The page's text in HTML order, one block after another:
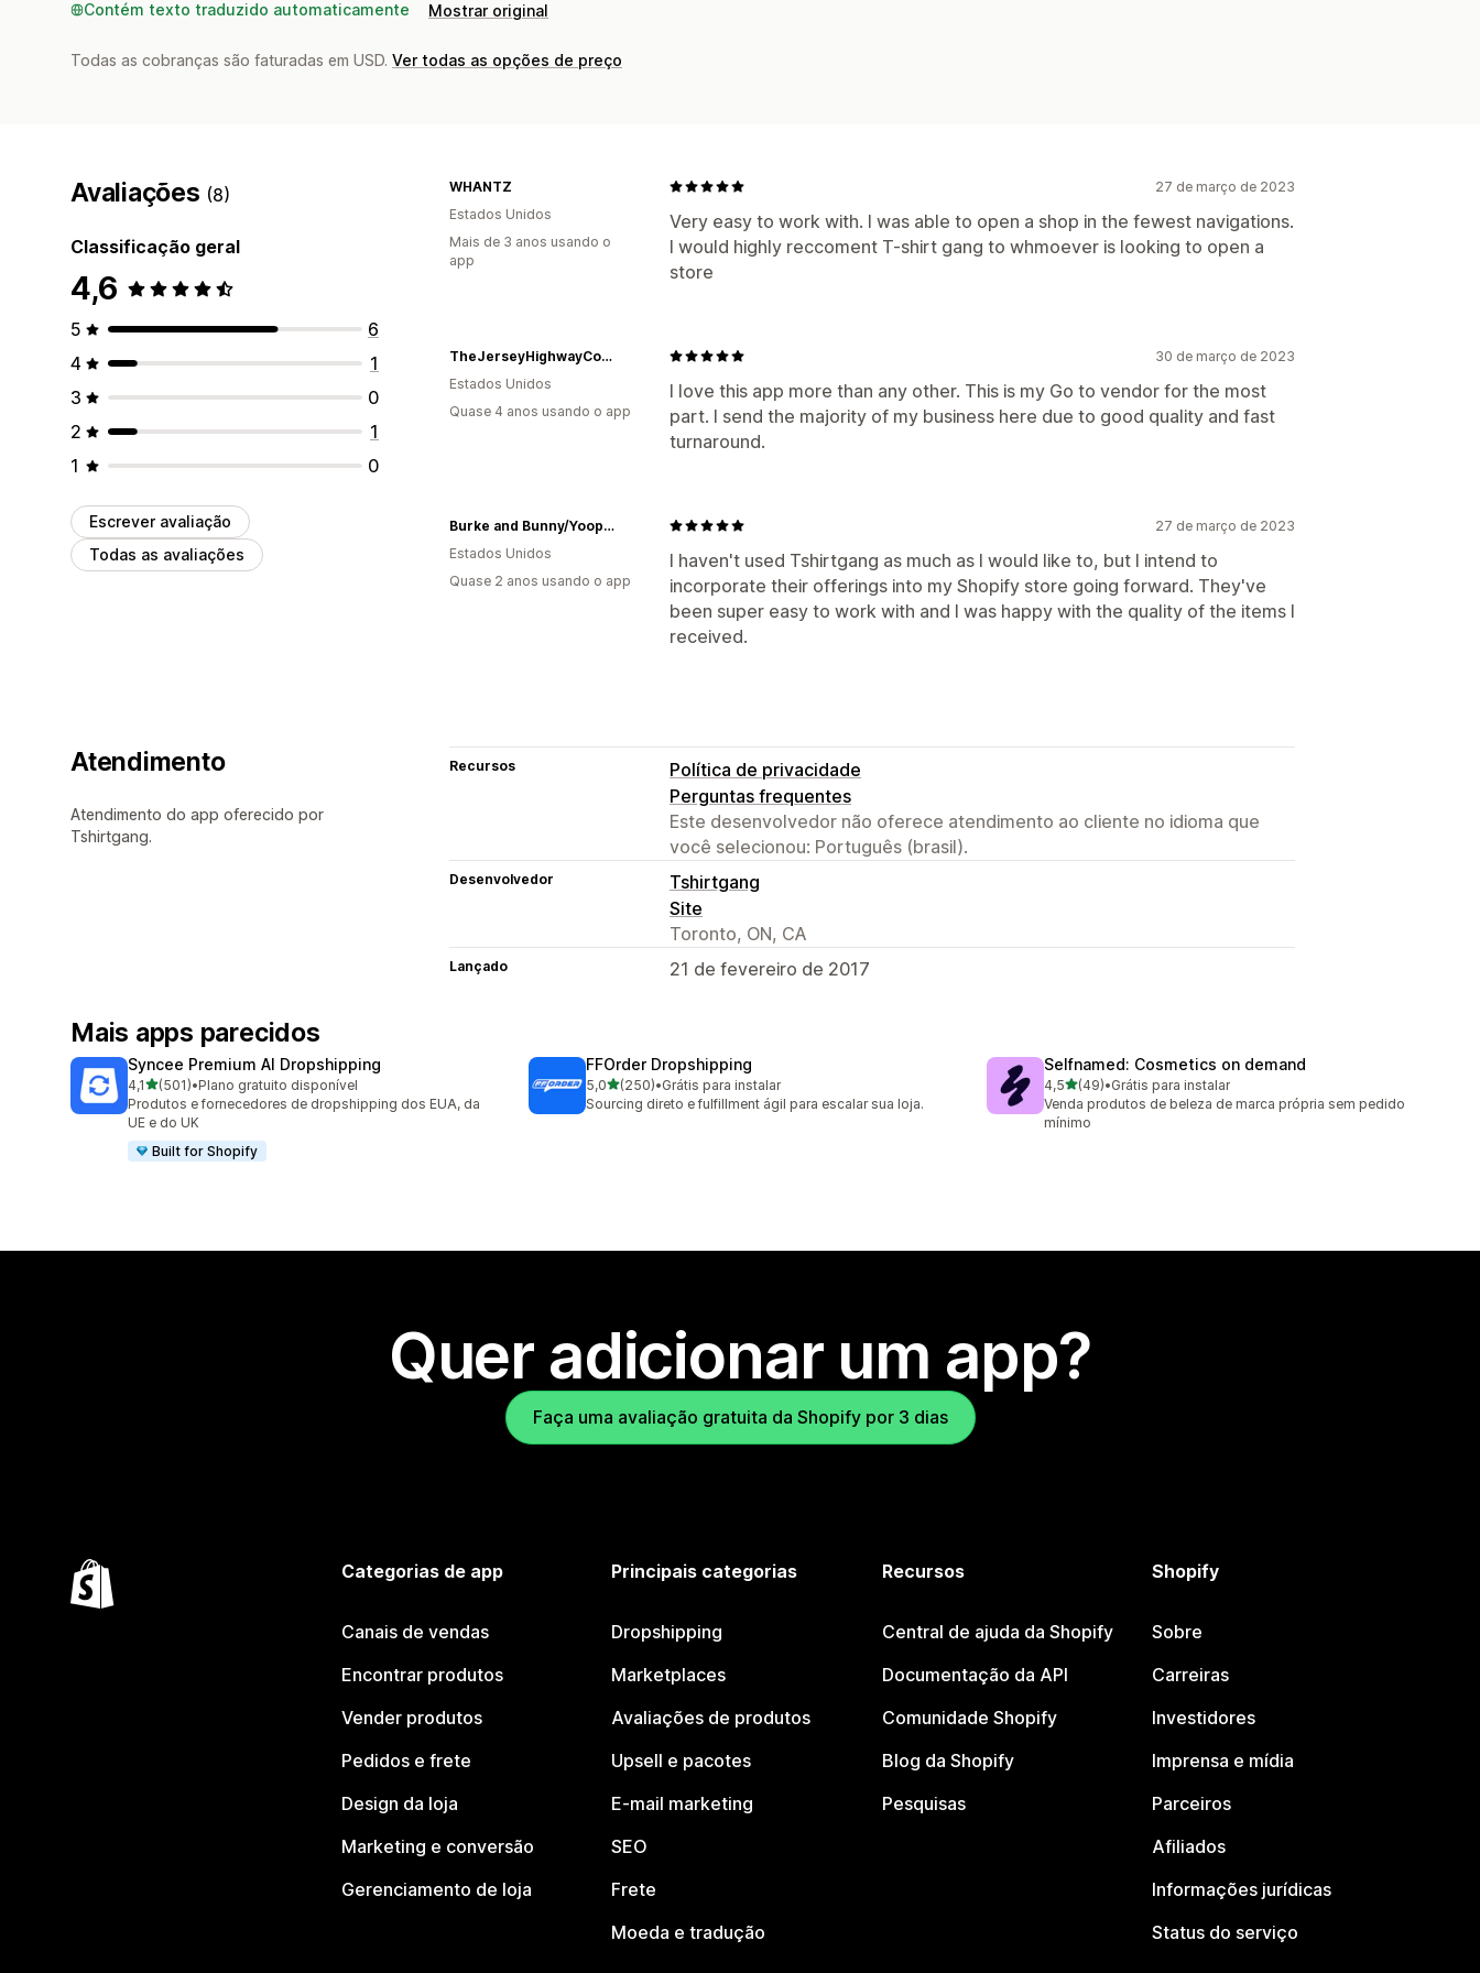
Contém texto traduzido automaticamente Mostrar original
Todas as cobranças são faturadas em USD. Ver todas as opções de preço
Avaliações (8)
Classificação geral
4,6
5
6
4
1
3
0
2
1
1
0
Escrever avaliação
Todas as avaliações
27 de março de 2023
Very easy to work with. I was able to open a shop in the fewest navigations.
I would highly reccoment T-shirt gang to whmoever is looking to open a
store
WHANTZ
Estados Unidos
Mais de 3 anos usando o
app
30 de março de 2023
I love this app more than any other. This is my Go to vendor for the most
part. I send the majority of my business here due to good quality and fast
turnaround.
TheJerseyHighwayConnection
Estados Unidos
Quase 4 anos usando o app
27 de março de 2023
I haven't used Tshirtgang as much as I would like to, but I intend to
incorporate their offerings into my Shopify store going forward. They've
been super easy to work with and I was happy with the quality of the items I
received.
Burke and Bunny/Yooper Gear & Goods
Estados Unidos
Quase 2 anos usando o app
Atendimento
Atendimento do app oferecido por
Tshirtgang.
Recursos
Política de privacidade
Perguntas frequentes
Este desenvolvedor não oferece atendimento ao cliente no idioma que
você selecionou: Português (brasil).
Desenvolvedor
Tshirtgang
Site
Toronto, ON, CA
Lançado 21 de fevereiro de 2017
Mais apps parecidos
Syncee Premium AI Dropshipping
4,1de 5 estrelas
(501)
501 avaliações ao todo
•Plano gratuito disponível
Produtos e fornecedores de dropshipping dos EUA, da
UE e do UK
Built for Shopify
FFOrder Dropshipping
5,0de 5 estrelas
(250)
250 avaliações ao todo
•Grátis para instalar
Sourcing direto e fulfillment ágil para escalar sua loja.
Selfnamed: Cosmetics on demand
4,5de 5 estrelas
(49)
49 avaliações ao todo
•Grátis para instalar
Venda produtos de beleza de marca própria sem pedido
mínimo
Quer adicionar um app?
Faça uma avaliação gratuita da Shopify por 3 dias
Categorias de app
Canais de vendas
Encontrar produtos
Vender produtos
Pedidos e frete
Design da loja
Marketing e conversão
Gerenciamento de loja
Principais categorias
Dropshipping
Marketplaces
Avaliações de produtos
Upsell e pacotes
E-mail marketing
SEO
Frete
Moeda e tradução
Recursos
Central de ajuda da Shopify
Documentação da API
Comunidade Shopify
Blog da Shopify
Pesquisas
Shopify
Sobre
Carreiras
Investidores
Imprensa e mídia
Parceiros
Afiliados
Informações jurídicas
Status do serviço